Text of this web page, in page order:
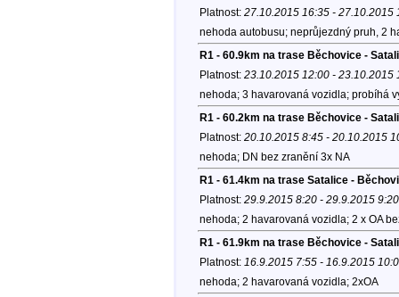
Platnost: 27.10.2015 16:35 - 27.10.2015
nehoda autobusu; neprůjezdný pruh, 2
R1 - 60.9km na trase Běchovice -
Platnost: 23.10.2015 12:00 - 23.10.2015
nehoda; 3 havarovaná vozidla; probíhá
R1 - 60.2km na trase Běchovice -
Platnost: 20.10.2015 8:45 - 20.10.2015
nehoda; DN bez zranění 3x NA
R1 - 61.4km na trase Satalice -
Platnost: 29.9.2015 8:20 - 29.9.2015 9:20
nehoda; 2 havarovaná vozidla; 2 x OA
R1 - 61.9km na trase Běchovice -
Platnost: 16.9.2015 7:55 - 16.9.2015
nehoda; 2 havarovaná vozidla; 2xOA